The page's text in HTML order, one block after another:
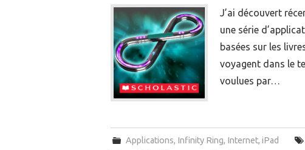
J’ai découvert
une série
basées sur les
voyagent dans le
voulues par…
Applications, Infinity Ring, Internet,iPad